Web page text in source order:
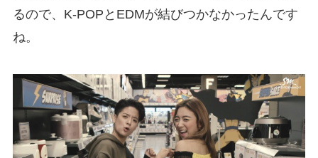
るので、K-POPとEDMが結びつかなかったんです
ね。